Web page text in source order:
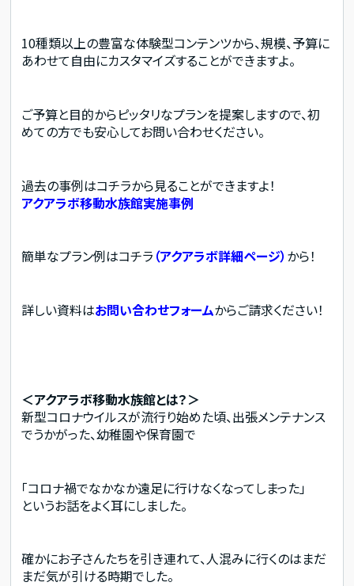
10種類以上の豊富な体験型コンテンツから、規模、予算に
あわせて自由にカスタマイズすることができますよ。
ご予算と目的からピッタリなプランを提案しますので、初
めての方でも安心してお問い合わせください。
過去の事例はコチラから見ることができますよ！
アクアラボ移動水族館実施事例
簡単なプラン例はコチラ （アクアラボ詳細ページ） から！
詳しい資料はお問い合わせフォームからご請求ください！
＜アクアラボ移動水族館とは？＞
新型コロナウイルスが流行り始めた頃、出張メンテナンス
でうかがった、幼稚園や保育園で
「コロナ禍でなかなか遠足に行けなくなってしまった」
というお話をよく耳にしました。
確かにお子さんたちを引き連れて、人混みに行くのはまだ
まだ気が引ける時期でした。